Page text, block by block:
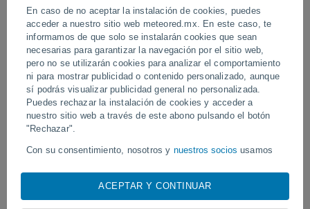
En caso de no aceptar la instalación de cookies, puedes
acceder a nuestro sitio web meteored.mx. En este caso, te
informamos de que solo se instalarán cookies que sean
necesarias para garantizar la navegación por el sitio web,
pero no se utilizarán cookies para analizar el comportamiento
ni para mostrar publicidad o contenido personalizado, aunque
sí podrás visualizar publicidad general no personalizada.
Puedes rechazar la instalación de cookies y acceder a
nuestro sitio web a través de este abono pulsando el botón
"Rechazar".
Con su consentimiento, nosotros y nuestros socios usamos
visita en este sitio web, las direcciones IP y los
identificadores de cookies. Es posible que algunos
ACEPTAR Y CONTINUAR
Ayer
Pelotas, Brasil.
mexicano dejarán